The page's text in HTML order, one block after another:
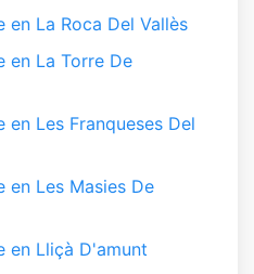
La Roca Del Vallès
en La Torre De
Les Franqueses Del
en Les Masies De
en Lliçà D'amunt